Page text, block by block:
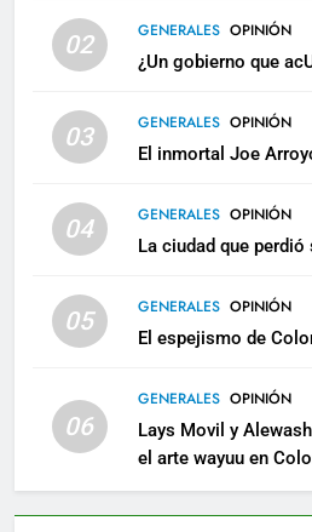
02 GENERALES OPINIÓN
¿Un gobierno que
03 GENERALES OPINIÓN
El inmortal Joe
04 GENERALES OPINIÓN
La ciudad que perdió
05 GENERALES OPINIÓN
El espejismo de
06
GENERALES OPINIÓN
Lays Movil y
el arte wayuu en